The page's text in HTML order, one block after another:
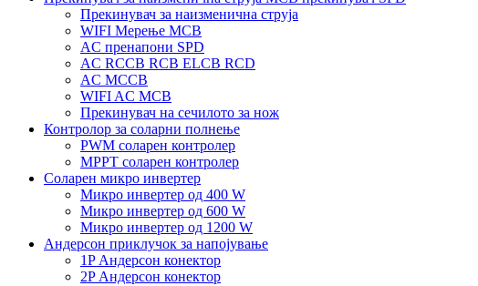
Прекинувач за наизменична струја
WIFI Мерење MCB
AC пренапони SPD
AC RCCB RCB ELCB RCD
AC MCCB
WIFI AC MCB
Прекинувач на сечилото за нож
Контролор за соларни полнење
PWM соларен контролер
MPPT соларен контролер
Соларен микро инвертер
Микро инвертер од 400 W
Микро инвертер од 600 W
Микро инвертер од 1200 W
Андерсон приклучок за напојување
1P Андерсон конектор
2P Андерсон конектор